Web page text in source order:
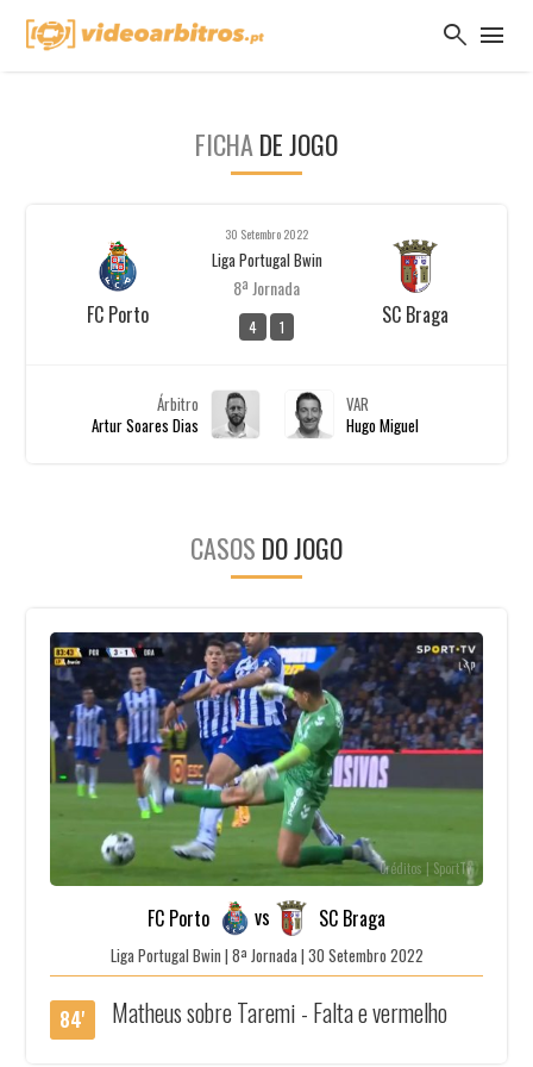
search menu
FICHA DE JOGO
FC Porto
30 Setembro 2022
Liga Portugal Bwin
8ª Jornada
4 1 SC Braga
Árbitro
Artur Soares Dias
VAR
Hugo Miguel
CASOS DO JOGO
Créditos | SportTv
FC Porto vs SC Braga
Liga Portugal Bwin | 8ª Jornada | 30 Setembro 2022
84' Matheus sobre Taremi - Falta e vermelho